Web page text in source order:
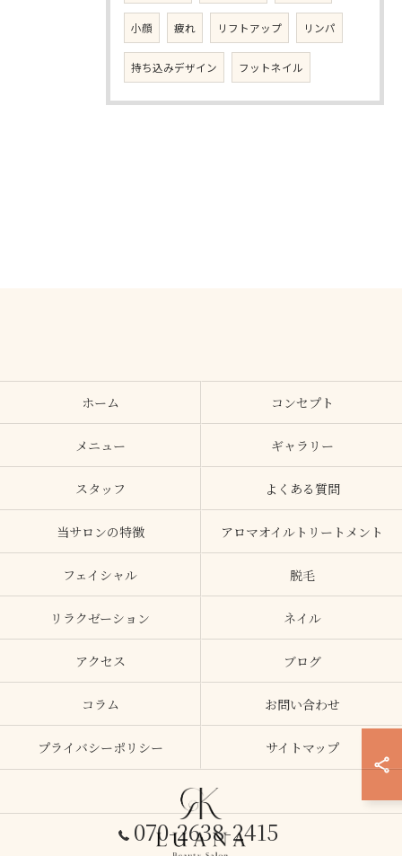
小顔 疲れ リフトアップ リンパ
持ち込みデザイン フットネイル
070-2638-2415
ホーム コンセプト
メニュー ギャラリー
スタッフ よくある質問
当サロンの特徴 アロマオイルトリートメント
フェイシャル 脱毛
リラクゼーション ネイル
アクセス ブログ
コラム お問い合わせ
プライバシーポリシー サイトマップ